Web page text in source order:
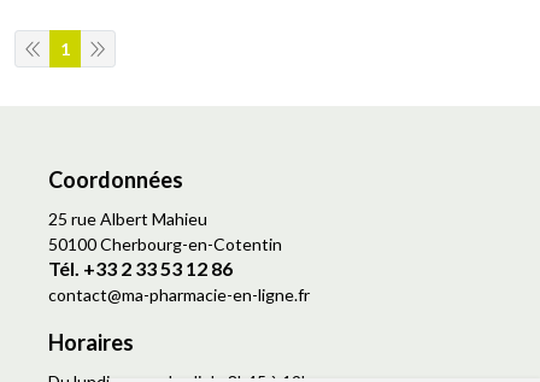
1
Coordonnées
25 rue Albert Mahieu
50100 Cherbourg-en-Cotentin
Tél. +33 2 33 53 12 86
contact@ma-pharmacie-en-ligne.fr
Horaires